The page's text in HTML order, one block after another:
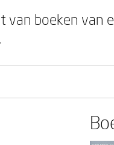
van boeken van